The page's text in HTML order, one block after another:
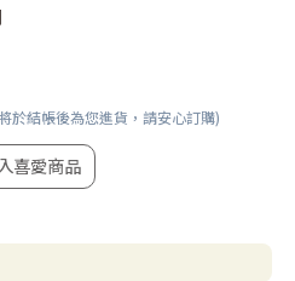
於結帳後為您進貨，請安心訂購)
喜愛商品